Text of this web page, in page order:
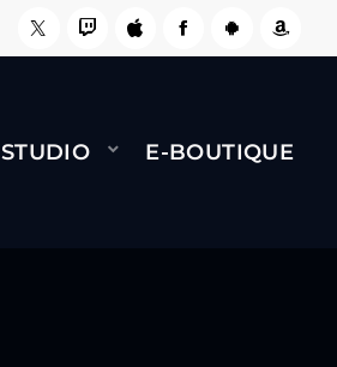
NAMI BERNARD MINET - FLY
STUDIO E-BOUTIQUE